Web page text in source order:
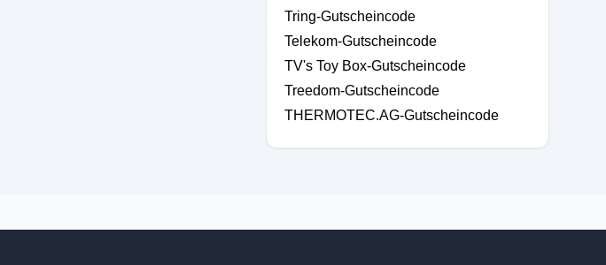
Tring-Gutscheincode
Telekom-Gutscheincode
TV's Toy Box-Gutscheincode
Treedom-Gutscheincode
THERMOTEC.AG-Gutscheincode